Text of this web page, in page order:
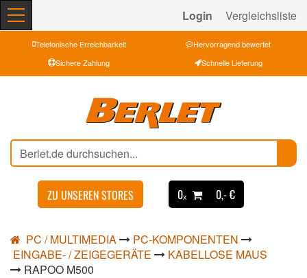
Login Vergleichsliste
Telefonische Erreichbarkeit
Hervorragend bewertet
Sichere Zahlung
Schnelle Lieferung
ZU UNSEREN STORES 0ₓ 0,- €
PC / MULTIMEDIA
PC-KOMPONENTEN
EINGABE- / ZEIGEGERÄTE
KABELLOSE MAUS
RAPOO M500